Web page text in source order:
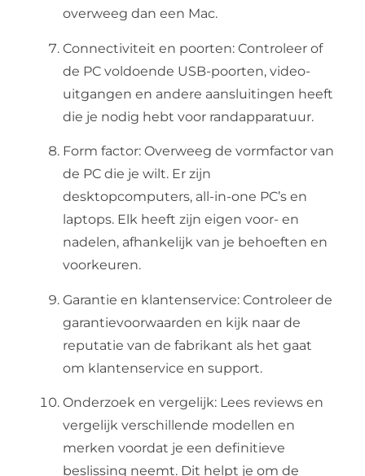
overweeg dan een Mac.
Connectiviteit en poorten: Controleer of
de PC voldoende USB-poorten, video-
uitgangen en andere aansluitingen heeft
die je nodig hebt voor randapparatuur.
Form factor: Overweeg de vormfactor van
de PC die je wilt. Er zijn
desktopcomputers, all-in-one PC’s en
laptops. Elk heeft zijn eigen voor- en
nadelen, afhankelijk van je behoeften en
voorkeuren.
Garantie en klantenservice: Controleer de
garantievoorwaarden en kijk naar de
reputatie van de fabrikant als het gaat
om klantenservice en support.
Onderzoek en vergelijk: Lees reviews en
vergelijk verschillende modellen en
merken voordat je een definitieve
beslissing neemt. Dit helpt je om de